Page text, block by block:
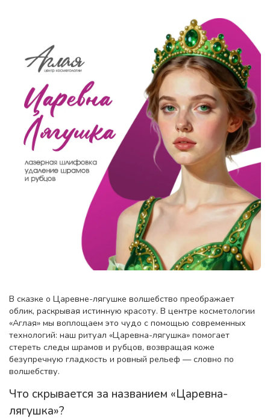
В сказке о Царевне-лягушке волшебство преображает
облик, раскрывая истинную красоту. В центре косметологии
«Аглая» мы воплощаем это чудо с помощью современных
технологий: наш ритуал «Царевна-лягушка» помогает
стереть следы шрамов и рубцов, возвращая коже
безупречную гладкость и ровный рельеф — словно по
волшебству.
Что скрывается за названием «Царевна-
лягушка»?